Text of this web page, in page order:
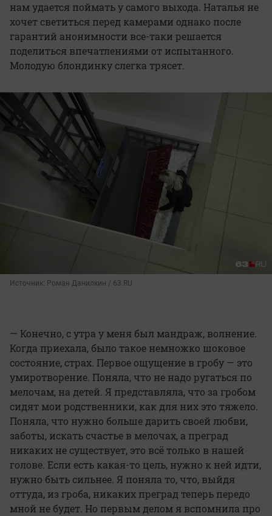
нам удается поймать у самого выхода. Наталья не
хочет светиться перед камерами однако после
гарантий анонимности все-таки решается
поделиться впечатлениями от испытанного.
Молодую блондинку слегка трясет.
Источник: Роман Данилкин / 63.RU
— Конечно, с утра у меня был мандраж, волнение.
Когда приехала, было такое немножко шоковое
состояние, страх. Первое ощущение в гробу — это
умиротворение. Поняла, что не надо ругаться по
мелочам, на детей. Я представляла, что за гробом
сидят мои родственники, как для них это тяжело.
Поняла, что нужно больше дарить своей любви,
заботы, искать счастье в мелочах, а преград
никаких не существует, это всё только в нашей
голове. Если есть какая-то цель, нужно к ней идти,
нужно быть сильнее. Я поняла то, что, выйдя
оттуда, из гроба, никаких преград теперь передо
мной не будет. Но первым делом я вспомнила про